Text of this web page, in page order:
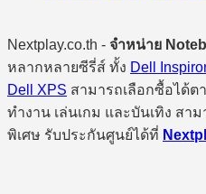
Nextplay.co.th - จำหน่าย
หลากหลายซีรี่ส์ ทั้ง Dell
Dell XPS สามารถเลือกซื้อได้ต
ทำงาน เล่นเกม และบันเทิง สา
พิเศษ รับประกันศูนย์ได้ที่